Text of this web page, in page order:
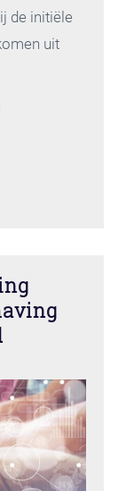
de initiële
uit